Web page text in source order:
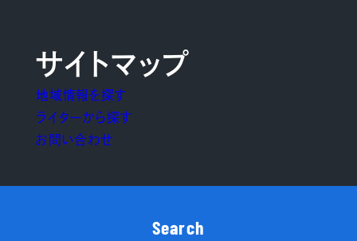
サイトマップ
地域情報を探す
ライターから探す
お問い合わせ
Search